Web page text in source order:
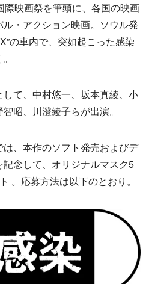
映画祭を筆頭に、各国の映画
・アクション映画。ソウル発
の車内で、突如起こった感染
て、中村悠一、坂本真綾、小
昭、川澄綾子らが出演。
、本作のソフト発売およびデ
念して、オリジナルマスク5
。応募方法は以下のとおり。